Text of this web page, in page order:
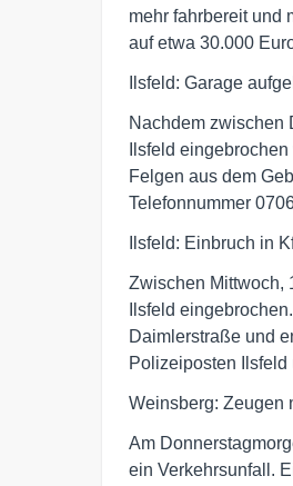
mehr fahrbereit und
auf etwa 30.000
Ilsfeld: Garage
Nachdem zwischen
Ilsfeld
Felgen aus dem
Telefonnummer
Ilsfeld: Einbruch in
Zwischen Mittwoch,
Ilsfeld
Daimlerstraße und
Polizeiposten Ilsfeld
Weinsberg: Zeugen
Am
ein Verkehrsunfall.